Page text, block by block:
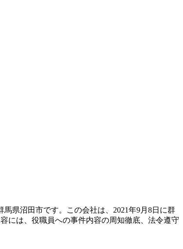
県沼田市です。この会社は、2021年9月8日に群
には、役職員への事件内容の周知徹底、法令遵守